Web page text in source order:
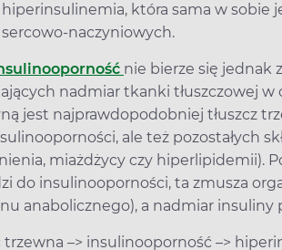
która sama w sobie
naczyniowych.
nie bierze się jednak
nadmiar tkanki tłuszczowej
jest najprawdopodobniej tłuszcz
ale też pozostałych
miażdżycy czy hiperlipidemii).
do insulinooporności, ta zmusza
anabolicznego), a nadmiar insuliny
trzewna –> insulinooporność –>